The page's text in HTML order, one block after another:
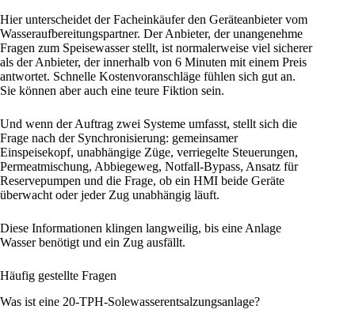
Hier unterscheidet der Facheinkäufer den Geräteanbieter vom
Wasseraufbereitungspartner. Der Anbieter, der unangenehme
Fragen zum Speisewasser stellt, ist normalerweise viel sicherer
als der Anbieter, der innerhalb von 6 Minuten mit einem Preis
antwortet. Schnelle Kostenvoranschläge fühlen sich gut an.
Sie können aber auch eine teure Fiktion sein.
Und wenn der Auftrag zwei Systeme umfasst, stellt sich die
Frage nach der Synchronisierung: gemeinsamer
Einspeisekopf, unabhängige Züge, verriegelte Steuerungen,
Permeatmischung, Abbiegeweg, Notfall-Bypass, Ansatz für
Reservepumpen und die Frage, ob ein HMI beide Geräte
überwacht oder jeder Zug unabhängig läuft.
Diese Informationen klingen langweilig, bis eine Anlage
Wasser benötigt und ein Zug ausfällt.
Häufig gestellte Fragen
Was ist eine 20-TPH-Solewasserentsalzungsanlage?